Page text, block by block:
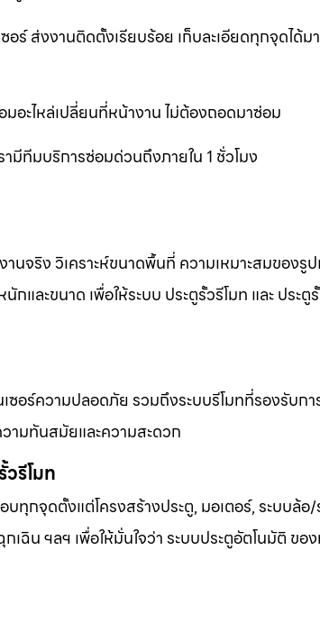
อร์ ส่งงานติดตั้งเรียบร้อย เก็บละเอียดทุกจุดไ
อะไหล่เปลี่ยนที่หน้างาน ไม่ต้องถอดมาซ่อม
มีทีมบริการซ่อมด่วนถึงภายใน 1 ชั่วโมง
านจริง วิเคราะห์ขนาดพื้นที่ ความเหมาะสมของ
ละขนาด เพื่อให้ระบบ ประตูรั้วรีโมท และ ประตู
เซอร์ความปลอดภัย รวมถึงระบบรีโมทที่รองรับก
ามทันสมัยและความสะดวก
รีโมท
กจุดตั้งแต่โครงสร้างประตู, มอเตอร์, ระบบล้อ
ฉิน ฯลฯ เพื่อให้มั่นใจว่า ระบบประตูอัตโนมัติ ขอ